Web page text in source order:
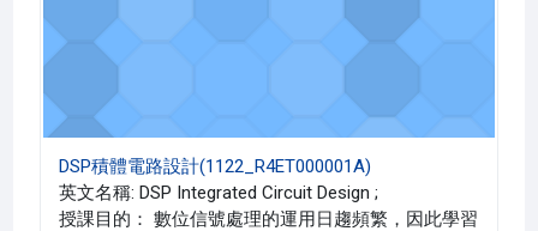
DSP積體電路設計(1122_R4ET000001A)
英文名稱: DSP Integrated Circuit Design ;
授課目的： 數位信號處理的運用日趨頻繁，因此學習